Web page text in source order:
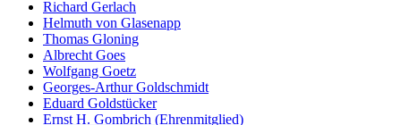
Richard Gerlach
Helmuth von Glasenapp
Thomas Gloning
Albrecht Goes
Wolfgang Goetz
Georges-Arthur Goldschmidt
Eduard Goldstücker
Ernst H. Gombrich (Ehrenmitglied)